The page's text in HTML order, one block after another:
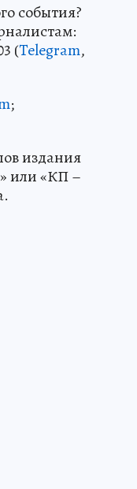
события?
(Telegram,
;
издания
или «КП –